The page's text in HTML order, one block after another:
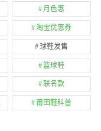
月色惠
淘宝优惠券
球鞋发售
篮球鞋
联名款
莆田鞋科普